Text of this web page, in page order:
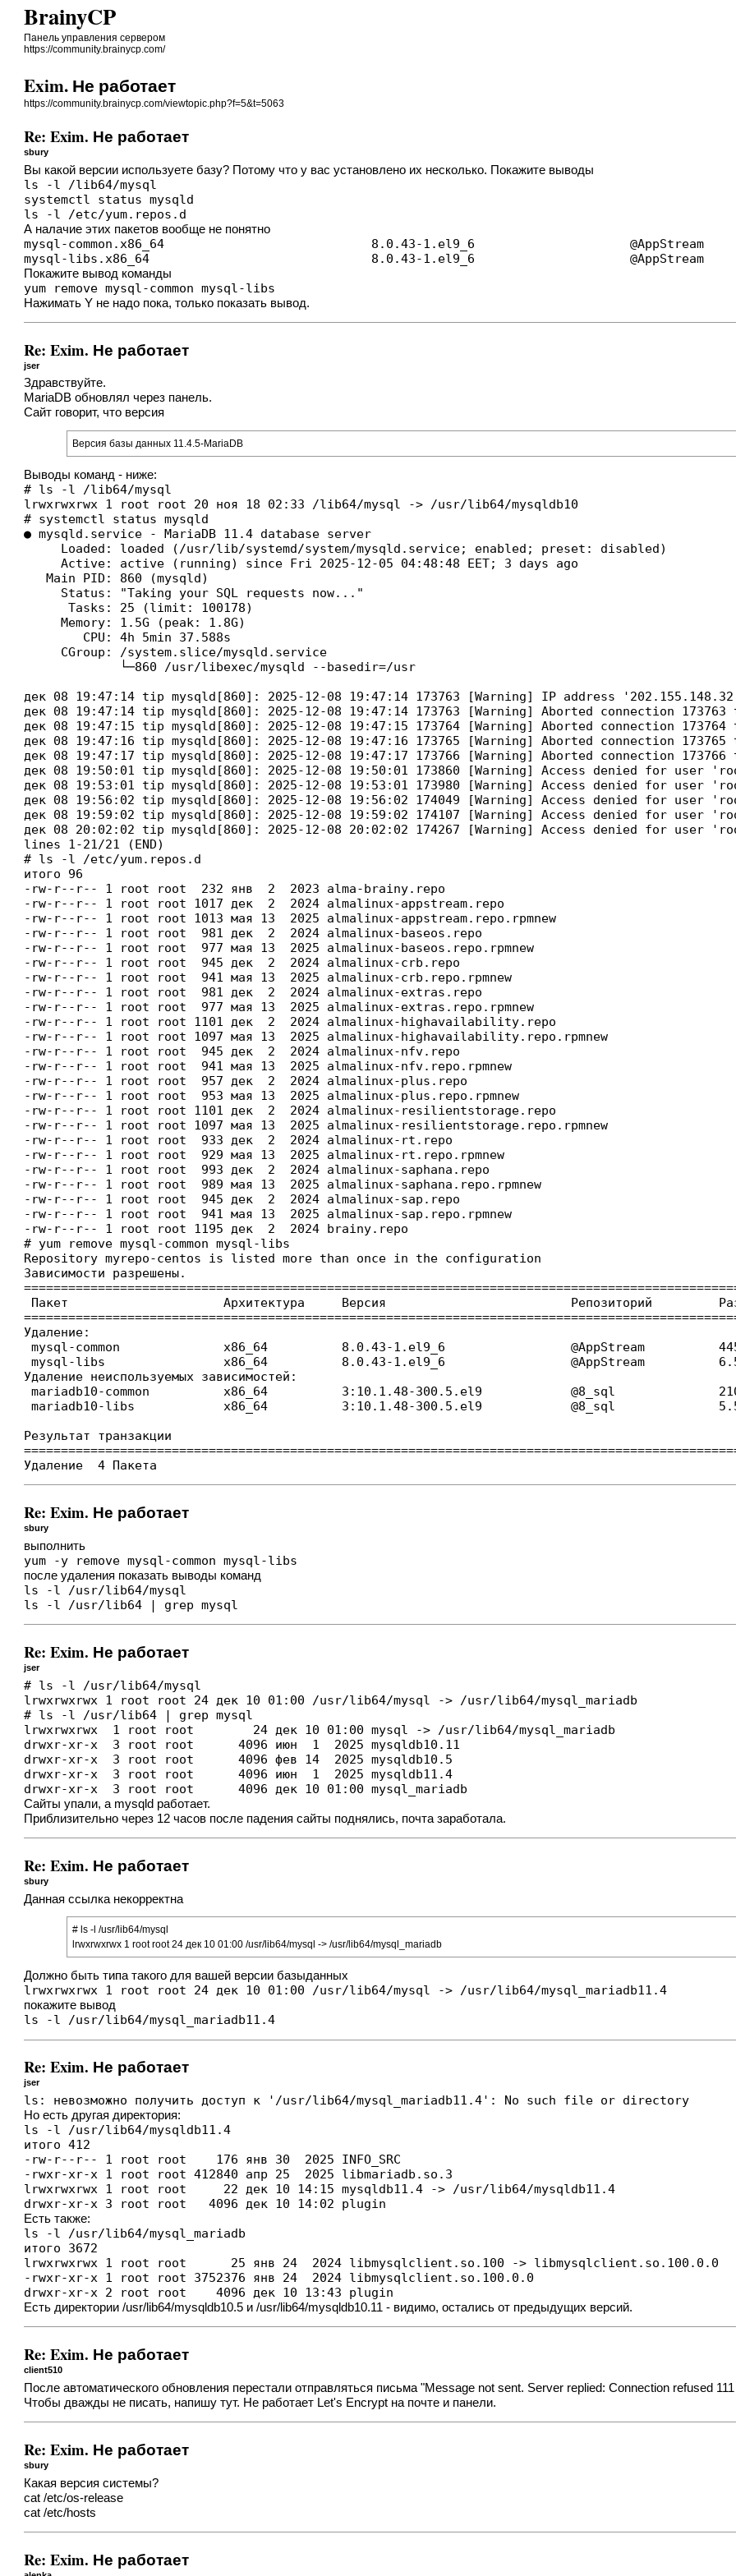
BrainyCP
Панель управления сервером
https://community.brainycp.com/
Exim. Не работает
https://community.brainycp.com/viewtopic.php?f=5&t=5063
Re: Exim. Не работает
sbury
Вы какой версии используете базу? Потому что у вас установлено их несколько. Покажите выводы
ls -l /lib64/mysql
systemctl status mysqld
ls -l /etc/yum.repos.d
А налачие этих пакетов вообще не понятно
mysql-common.x86_64                            8.0.43-1.el9_6                     @AppStream
mysql-libs.x86_64                              8.0.43-1.el9_6                     @AppStream
Покажите вывод команды
yum remove mysql-common mysql-libs
Нажимать Y не надо пока, только показать вывод.
Re: Exim. Не работает
jser
Здравствуйте.
MariaDB обновлял через панель.
Сайт говорит, что версия
Версия базы данных 11.4.5-MariaDB
Выводы команд - ниже:
# ls -l /lib64/mysql
lrwxrwxrwx 1 root root 20 ноя 18 02:33 /lib64/mysql -> /usr/lib64/mysqldb10
# systemctl status mysqld
● mysqld.service - MariaDB 11.4 database server
     Loaded: loaded (/usr/lib/systemd/system/mysqld.service; enabled; preset: disabled)
     Active: active (running) since Fri 2025-12-05 04:48:48 EET; 3 days ago
   Main PID: 860 (mysqld)
     Status: "Taking your SQL requests now..."
      Tasks: 25 (limit: 100178)
     Memory: 1.5G (peak: 1.8G)
        CPU: 4h 5min 37.588s
     CGroup: /system.slice/mysqld.service
             └─860 /usr/libexec/mysqld --basedir=/usr
дек 08 19:47:14 tip mysqld[860]: 2025-12-08 19:47:14 173763 [Warning] IP address
дек 08 19:47:14 tip mysqld[860]: 2025-12-08 19:47:14 173763 [Warning] Aborted connection 173763
дек 08 19:47:15 tip mysqld[860]: 2025-12-08 19:47:15 173764 [Warning] Aborted connection 173764
дек 08 19:47:16 tip mysqld[860]: 2025-12-08 19:47:16 173765 [Warning] Aborted connection 173765
дек 08 19:47:17 tip mysqld[860]: 2025-12-08 19:47:17 173766 [Warning] Aborted connection 173766
дек 08 19:50:01 tip mysqld[860]: 2025-12-08 19:50:01 173860 [Warning] Access denied for user
дек 08 19:53:01 tip mysqld[860]: 2025-12-08 19:53:01 173980 [Warning] Access denied for user
дек 08 19:56:02 tip mysqld[860]: 2025-12-08 19:56:02 174049 [Warning] Access denied for user
дек 08 19:59:02 tip mysqld[860]: 2025-12-08 19:59:02 174107 [Warning] Access denied for user
дек 08 20:02:02 tip mysqld[860]: 2025-12-08 20:02:02 174267 [Warning] Access denied for user
lines 1-21/21 (END)
# ls -l /etc/yum.repos.d
итого 96
-rw-r--r-- 1 root root  232 янв  2  2023 alma-brainy.repo
-rw-r--r-- 1 root root 1017 дек  2  2024 almalinux-appstream.repo
-rw-r--r-- 1 root root 1013 мая 13  2025 almalinux-appstream.repo.rpmnew
-rw-r--r-- 1 root root  981 дек  2  2024 almalinux-baseos.repo
-rw-r--r-- 1 root root  977 мая 13  2025 almalinux-baseos.repo.rpmnew
-rw-r--r-- 1 root root  945 дек  2  2024 almalinux-crb.repo
-rw-r--r-- 1 root root  941 мая 13  2025 almalinux-crb.repo.rpmnew
-rw-r--r-- 1 root root  981 дек  2  2024 almalinux-extras.repo
-rw-r--r-- 1 root root  977 мая 13  2025 almalinux-extras.repo.rpmnew
-rw-r--r-- 1 root root 1101 дек  2  2024 almalinux-highavailability.repo
-rw-r--r-- 1 root root 1097 мая 13  2025 almalinux-highavailability.repo.rpmnew
-rw-r--r-- 1 root root  945 дек  2  2024 almalinux-nfv.repo
-rw-r--r-- 1 root root  941 мая 13  2025 almalinux-nfv.repo.rpmnew
-rw-r--r-- 1 root root  957 дек  2  2024 almalinux-plus.repo
-rw-r--r-- 1 root root  953 мая 13  2025 almalinux-plus.repo.rpmnew
-rw-r--r-- 1 root root 1101 дек  2  2024 almalinux-resilientstorage.repo
-rw-r--r-- 1 root root 1097 мая 13  2025 almalinux-resilientstorage.repo.rpmnew
-rw-r--r-- 1 root root  933 дек  2  2024 almalinux-rt.repo
-rw-r--r-- 1 root root  929 мая 13  2025 almalinux-rt.repo.rpmnew
-rw-r--r-- 1 root root  993 дек  2  2024 almalinux-saphana.repo
-rw-r--r-- 1 root root  989 мая 13  2025 almalinux-saphana.repo.rpmnew
-rw-r--r-- 1 root root  945 дек  2  2024 almalinux-sap.repo
-rw-r--r-- 1 root root  941 мая 13  2025 almalinux-sap.repo.rpmnew
-rw-r--r-- 1 root root 1195 дек  2  2024 brainy.repo
# yum remove mysql-common mysql-libs
Repository myrepo-centos is listed more than once in the configuration
Зависимости разрешены.
Пакет                     Архитектура     Версия                         Репозиторий
Удаление:
mysql-common              x86_64          8.0.43-1.el9_6                 @AppStream
mysql-libs                x86_64          8.0.43-1.el9_6                 @AppStream
Удаление неиспользуемых зависимостей:
mariadb10-common          x86_64          3:10.1.48-300.5.el9            @8_sql
mariadb10-libs            x86_64          3:10.1.48-300.5.el9            @8_sql
Результат транзакции
Удаление  4 Пакета
Re: Exim. Не работает
sbury
выполнить
yum -y remove mysql-common mysql-libs
после удаления показать выводы команд
ls -l /usr/lib64/mysql
ls -l /usr/lib64 | grep mysql
Re: Exim. Не работает
jser
# ls -l /usr/lib64/mysql
lrwxrwxrwx 1 root root 24 дек 10 01:00 /usr/lib64/mysql -> /usr/lib64/mysql_mariadb
# ls -l /usr/lib64 | grep mysql
lrwxrwxrwx  1 root root        24 дек 10 01:00 mysql -> /usr/lib64/mysql_mariadb
drwxr-xr-x  3 root root      4096 июн  1  2025 mysqldb10.11
drwxr-xr-x  3 root root      4096 фев 14  2025 mysqldb10.5
drwxr-xr-x  3 root root      4096 июн  1  2025 mysqldb11.4
drwxr-xr-x  3 root root      4096 дек 10 01:00 mysql_mariadb
Сайты упали, а mysqld работает.
Приблизительно через 12 часов после падения сайты поднялись, почта заработала.
Re: Exim. Не работает
sbury
Данная ссылка некорректна
# ls -l /usr/lib64/mysql
lrwxrwxrwx 1 root root 24 дек 10 01:00 /usr/lib64/mysql -> /usr/lib64/mysql_mariadb
Должно быть типа такого для вашей версии базыданных
lrwxrwxrwx 1 root root 24 дек 10 01:00 /usr/lib64/mysql -> /usr/lib64/mysql_mariadb11.4
покажите вывод
ls -l /usr/lib64/mysql_mariadb11.4
Re: Exim. Не работает
jser
ls: невозможно получить доступ к '/usr/lib64/mysql_mariadb11.4': No such file or directory
Но есть другая директория:
ls -l /usr/lib64/mysqldb11.4
итого 412
-rw-r--r-- 1 root root    176 янв 30  2025 INFO_SRC
-rwxr-xr-x 1 root root 412840 апр 25  2025 libmariadb.so.3
lrwxrwxrwx 1 root root     22 дек 10 14:15 mysqldb11.4 -> /usr/lib64/mysqldb11.4
drwxr-xr-x 3 root root   4096 дек 10 14:02 plugin
Есть также:
ls -l /usr/lib64/mysql_mariadb
итого 3672
lrwxrwxrwx 1 root root      25 янв 24  2024 libmysqlclient.so.100 -> libmysqlclient.so.100.0.0
-rwxr-xr-x 1 root root 3752376 янв 24  2024 libmysqlclient.so.100.0.0
drwxr-xr-x 2 root root    4096 дек 10 13:43 plugin
Есть директории /usr/lib64/mysqldb10.5 и /usr/lib64/mysqldb10.11 - видимо, остались от предыдущих версий.
Re: Exim. Не работает
client510
После автоматического обновления перестали отправляться письма "Message not sent. Server replied: Connection refused
Чтобы дважды не писать, напишу тут. Не работает Let's Encrypt на почте и панели.
Re: Exim. Не работает
sbury
Какая версия системы?
cat /etc/os-release
cat /etc/hosts
Re: Exim. Не работает